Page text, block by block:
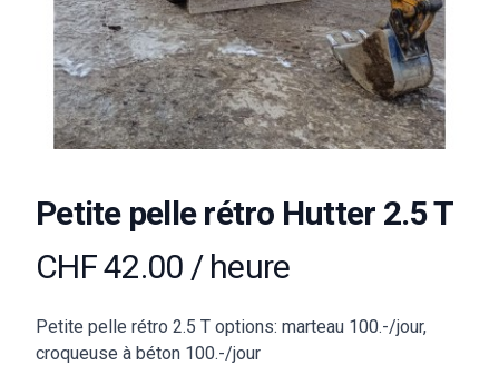
Petite pelle rétro Hutter 2.5 T
CHF 42.00 / heure
Petite pelle rétro 2.5 T options: marteau 100.-/jour,
croqueuse à béton 100.-/jour